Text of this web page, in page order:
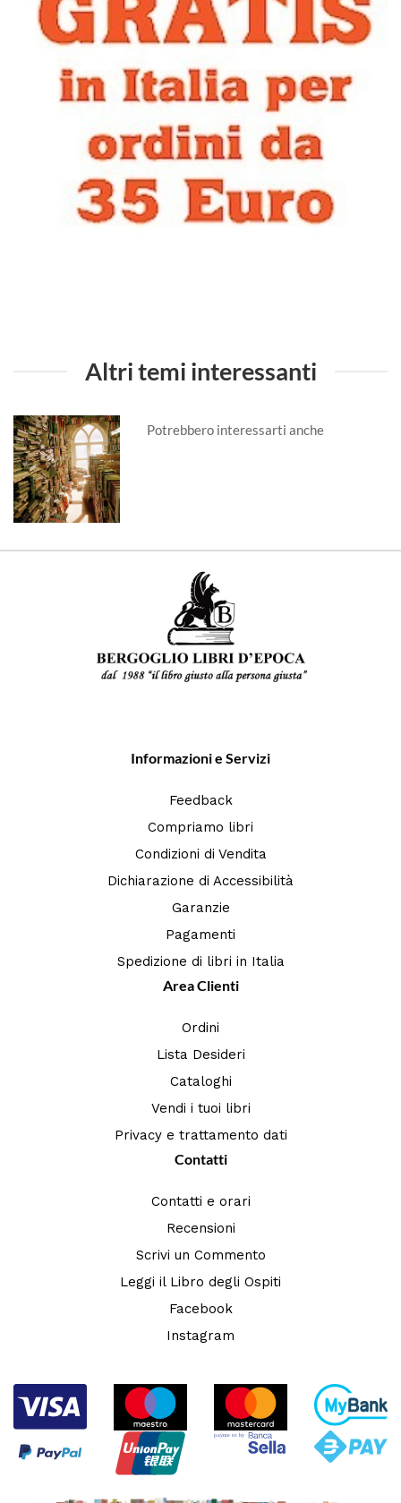
Altri temi interessanti
Potrebbero interessarti anche
Informazioni e Servizi
Feedback
Compriamo libri
Condizioni di Vendita
Dichiarazione di Accessibilità
Garanzie
Pagamenti
Spedizione di libri in Italia
Area Clienti
Ordini
Lista Desideri
Cataloghi
Vendi i tuoi libri
Privacy e trattamento dati
Contatti
Contatti e orari
Recensioni
Scrivi un Commento
Leggi il Libro degli Ospiti
Facebook
Instagram